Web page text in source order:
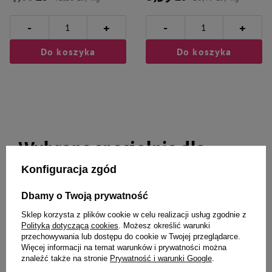
- +
Do koszyka
- +
Do koszyka
Wybrane specjalnie dla
Ciebie i Twojego czworonoga
Dolina Noteci szelki guard
rozmiar 6 - 2,5cm/75 cm
Cooper & Pals Podkłady
treningowe dla szczeniąt 40 x 50
cm 10 szt.
Konfiguracja zgód
Dbamy o Twoją prywatność
Sklep korzysta z plików cookie w celu realizacji usług zgodnie z
Polityką dotyczącą cookies. Możesz określić warunki
przechowywania lub dostępu do cookie w Twojej przeglądarce.
Więcej informacji na temat warunków i prywatności można
znaleźć także na stronie Prywatność i warunki Google.